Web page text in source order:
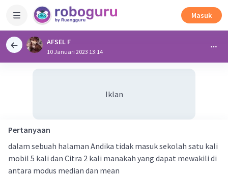
Masuk
AFSEL F
10 Januari 2023 13:14
Iklan
Pertanyaan
dalam sebuah halaman Andika tidak masuk sekolah satu kali
mobil 5 kali dan Citra 2 kali manakah yang dapat mewakili di
antara modus median dan mean